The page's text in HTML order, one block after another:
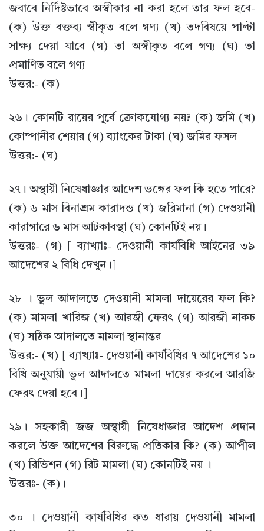
জবাবে নির্দিষ্টভাবে অস্বীকার না করা হলে তার ফল হবে-
(ক) উক্ত বক্তব্য স্বীকৃত বলে গণ্য (খ) তদবিষয়ে পাল্টা
সাক্ষ্য দেয়া যাবে (গ) তা অস্বীকৃত বলে গণ্য (ঘ) তা
প্রমাণিত বলে গণ্য
উত্তর:- (ক)
২৬। কোনটি রায়ের পূর্বে ক্রোকযোগ্য নয়? (ক) জমি (খ)
কোম্পানীর শেয়ার (গ) ব্যাংকের টাকা (ঘ) জমির ফসল
উত্তর:- (ঘ)
২৭। অস্থায়ী নিষেধাজ্ঞার আদেশ ভঙ্গের ফল কি হতে পারে?
(ক) ৬ মাস বিনাশ্রম কারাদন্ড (খ) জরিমানা (গ) দেওয়ানী
কারাগারে ৬ মাস আটকাবস্থা (ঘ) কোনটিই নয়।
উত্তরঃ- (গ) [ ব্যাখ্যাঃ- দেওয়ানী কার্যবিধি আইনের ৩৯
আদেশের ২ বিধি দেখুন।]
২৮ । ভুল আদালতে দেওয়ানী মামলা দায়েরের ফল কি?
(ক) মামলা খারিজ (খ) আরজী ফেরৎ (গ) আরজী নাকচ
(ঘ) সঠিক আদালতে মামলা স্থানান্তর
উত্তর:- (খ) [ ব্যাখ্যাঃ- দেওয়ানী কার্যবিধির ৭ আদেশের ১০
বিধি অনুযায়ী ভুল আদালতে মামলা দায়ের করলে আরজি
ফেরৎ দেয়া হবে।]
২৯। সহকারী জজ অস্থায়ী নিষেধাজ্ঞার আদেশ প্রদান
করলে উক্ত আদেশের বিরুদ্ধে প্রতিকার কি? (ক) আপীল
(খ) রিভিশন (গ) রিট মামলা (ঘ) কোনটিই নয় ।
উত্তরঃ- (ক)।
৩০ । দেওয়ানী কার্যবিধির কত ধারায় দেওয়ানী মামলা